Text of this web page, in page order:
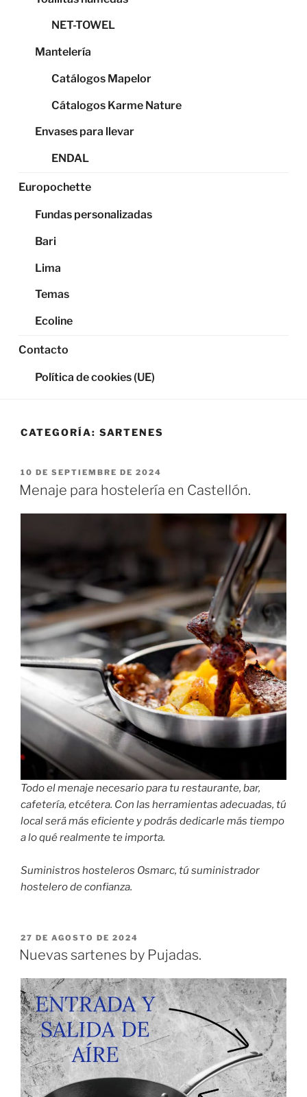
NET-TOWEL
Mantelería
Catálogos Mapelor
Cátalogos Karme Nature
Envases para llevar
ENDAL
Europochette
Fundas personalizadas
Bari
Lima
Temas
Ecoline
Contacto
Política de cookies (UE)
CATEGORÍA: SARTENES
PUBLICADO
EL
10 DE SEPTIEMBRE DE 2024
Menaje para hostelería en Castellón.
Todo el menaje necesario para tu restaurante, bar,
cafetería, etcétera. Con las herramientas adecuadas, tú
local será más eficiente y podrás dedicarle más tiempo
a lo qué realmente te importa.
Suministros hosteleros Osmarc, tú suministrador
hostelero de confianza.
PUBLICADO
EL
27 DE AGOSTO DE 2024
Nuevas sartenes by Pujadas.